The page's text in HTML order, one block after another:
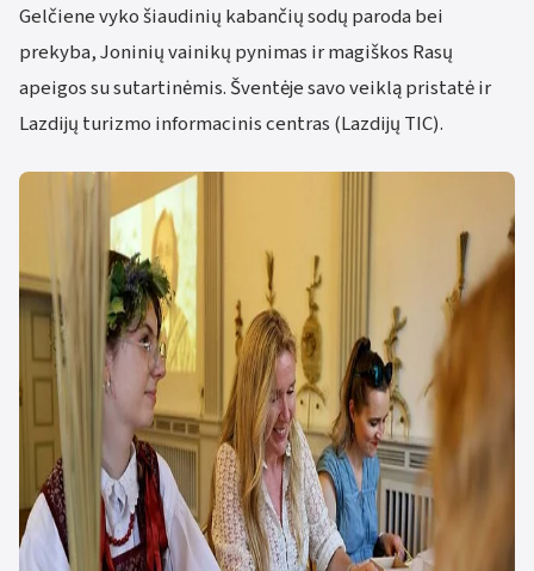
Gelčiene vyko šiaudinių kabančių sodų paroda bei
prekyba, Joninių vainikų pynimas ir magiškos Rasų
apeigos su sutartinėmis. Šventėje savo veiklą pristatė ir
Lazdijų turizmo informacinis centras (Lazdijų TIC).